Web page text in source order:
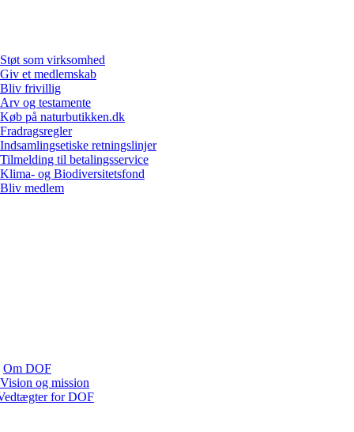
Støt som virksomhed
Giv et medlemskab
Bliv frivillig
Arv og testamente
Køb på naturbutikken.dk
Fradragsregler
Indsamlingsetiske retningslinjer
Tilmelding til betalingsservice
Klima- og Biodiversitetsfond
Bliv medlem
Om DOF
Vision og mission
for DOF